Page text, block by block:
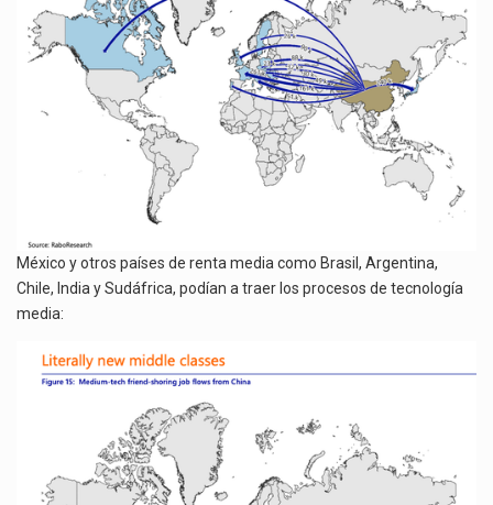
México y otros países de renta media como Brasil, Argentina,
Chile, India y Sudáfrica, podían a traer los procesos de tecnología
media: